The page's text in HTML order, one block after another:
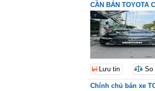
CẦN BÁN TOYOTA
Lưu tin So
Chính chủ bán xe